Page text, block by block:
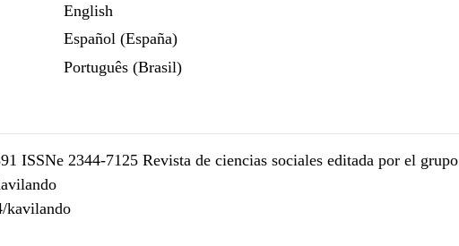
English
Español (España)
Português (Brasil)
ISSNe 2344-7125 Revista de ciencias sociales editada por el grupo
kavilando